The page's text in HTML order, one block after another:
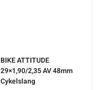
BIKE ATTITUDE
29×1,90/2,35 AV 48mm
Cykelslang